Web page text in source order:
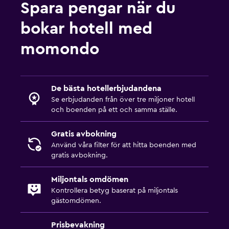
Trädgård
Terrass/uteplats
Familjevänligt
Barnsängar tillgängliga
Barnpool
Barnmåltider
Arbetsyta
Fax/kopieringsmöjligheter
Skrivbord
Spara pengar när du
bokar hotell med
momondo
De bästa hotellerbjudandena
Se erbjudanden från över tre miljoner hotell
och boenden på ett och samma ställe.
Gratis avbokning
Använd våra filter för att hitta boenden med
gratis avbokning.
Miljontals omdömen
Kontrollera betyg baserat på miljontals
gästomdömen.
Prisbevakning